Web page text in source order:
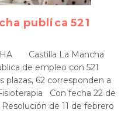
publica 521
Castilla La Mancha
de empleo con 521
plazas, 62 corresponden a
Con fecha 22 de
de 11 de febrero